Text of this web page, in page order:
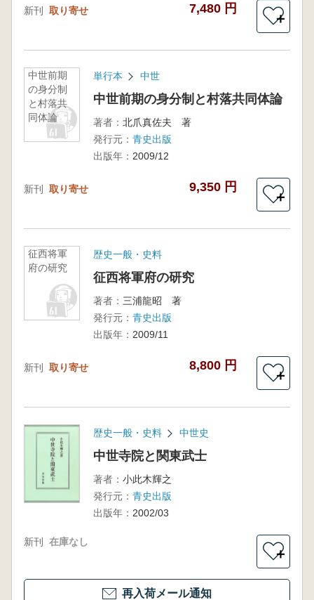
新刊 取り寄せ 7,480 円
＋
中世前期
の身分制
と村落共
同体論
単行本 中世
中世前期の身分制と村落共同体論
著者： 北爪真佐夫 著
発行元： 青史出版
出版年： 2009/12
新刊 取り寄せ 9,350 円
＋
征西将軍
府の研究
歴史一般・史料
征西将軍府の研究
著者： 三浦龍昭 著
発行元： 青史出版
出版年： 2009/11
新刊 取り寄せ 8,800 円
＋
歴史一般・史料 中世史
中世寺院と関東武士
著者： 小此木輝之
発行元： 青史出版
出版年： 2002/03
新刊 在庫なし
＋
再入荷メール通知